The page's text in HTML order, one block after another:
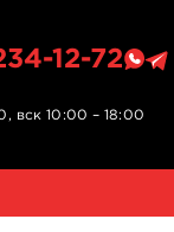
12-72
вск 10:00 – 18:00